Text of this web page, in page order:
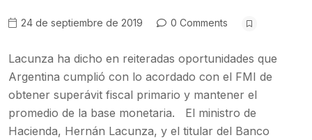
24 de septiembre de 2019 0 Comments
Lacunza ha dicho en reiteradas oportunidades que
Argentina cumplió con lo acordado con el FMI de
obtener superávit fiscal primario y mantener el
promedio de la base monetaria. El ministro de
Hacienda, Hernán Lacunza, y el titular del Banco